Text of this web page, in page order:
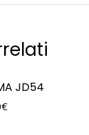
JD54
€